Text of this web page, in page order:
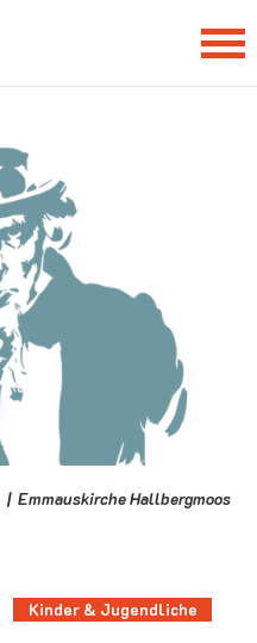
Emmauskirche Hallbergmoos
Kinder & Jugendliche